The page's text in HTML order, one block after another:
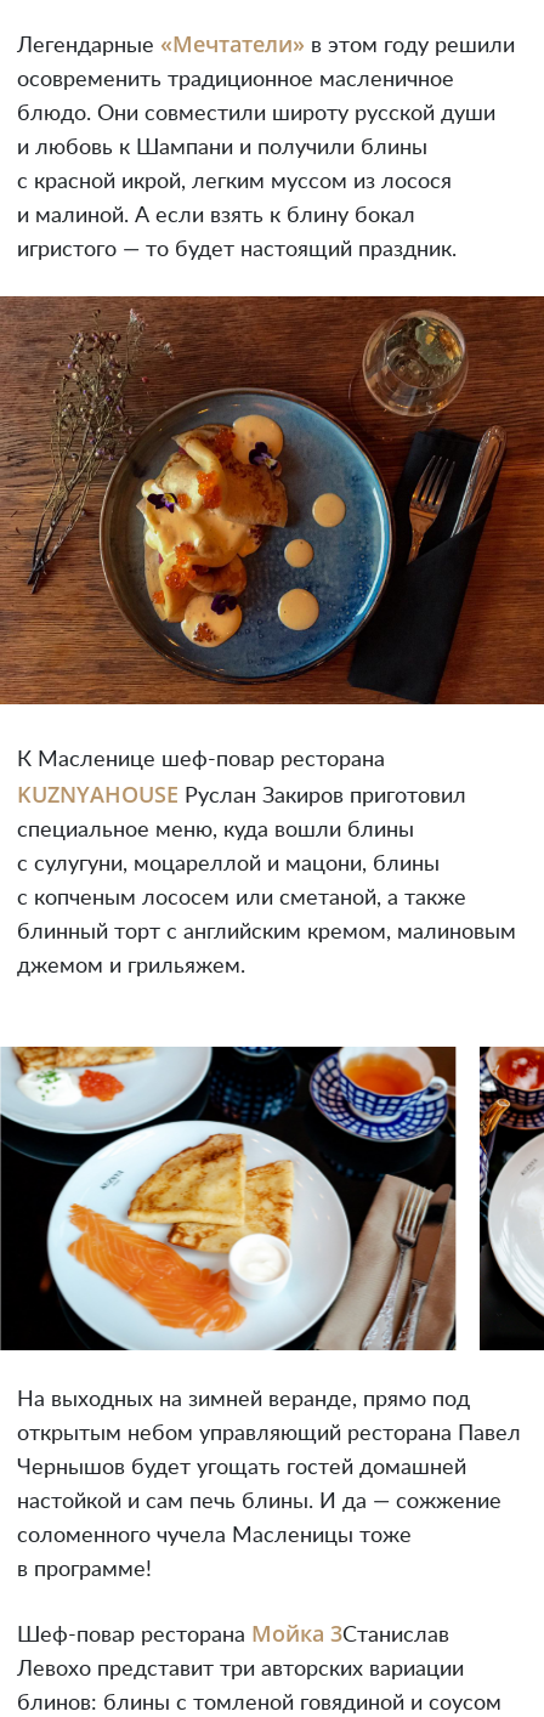
Легендарные «Мечтатели» в этом году решили
осовременить традиционное масленичное
блюдо. Они совместили широту русской души
и любовь к Шампани и получили блины
с красной икрой, легким муссом из лосося
и малиной. А если взять к блину бокал
игристого — то будет настоящий праздник.
К Масленице шеф-повар ресторана
KUZNYAHOUSE Руслан Закиров приготовил
специальное меню, куда вошли блины
с сулугуни, моцареллой и мацони, блины
с копченым лососем или сметаной, а также
блинный торт с английским кремом, малиновым
джемом и грильяжем.
На выходных на зимней веранде, прямо под
открытым небом управляющий ресторана Павел
Чернышов будет угощать гостей домашней
настойкой и сам печь блины. И да — сожжение
соломенного чучела Масленицы тоже
в программе!
Шеф-повар ресторана Мойка 3Станислав
Левохо представит три авторских вариации
блинов: блины с томленой говядиной и соусом